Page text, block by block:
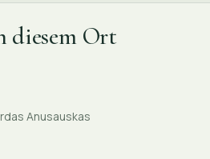
diesem Ort
Anusauskas